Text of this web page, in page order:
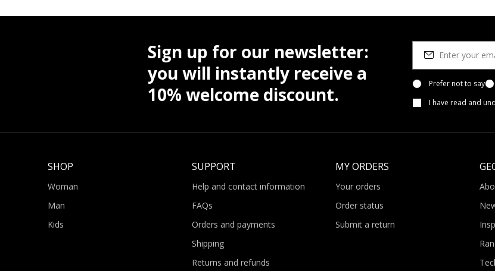
Sign up for our newsletter:
you will instantly receive a
10% welcome discount.
Prefer not to say
I have read and
SHOP
Woman
Man
Kids
SUPPORT
Help and contact information
FAQs
Orders and payments
Shipping
Returns and refunds
MY ORDERS
Your orders
Order status
Submit a return